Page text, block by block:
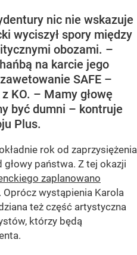
nic nie wskazuje
wyciszył spory między
obozami. –
na karcie jego
SAFE –
KO. – Mamy głowę
być dumni – kontruje
Plus.
rok od zaprzysiężenia
państwa. Z tej okazji
zaplanowano
. Oprócz wystąpienia Karola
też część artystyczna
którzy będą